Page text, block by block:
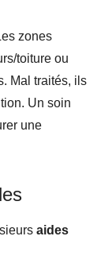
zones
toiture ou
Mal traités, ils
Un soin
une
aides